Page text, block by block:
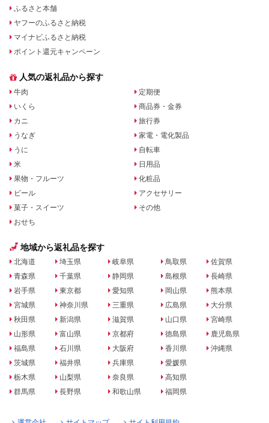
ふるさと本舗
ヤフーのふるさと納税
マイナビふるさと納税
ポイント還元キャンペーン
人気の返礼品から探す
牛肉
いくら
カニ
うなぎ
うに
米
果物・フルーツ
ビール
菓子・スイーツ
おせち
定期便
商品券・金券
旅行券
家電・電化製品
自転車
日用品
化粧品
アクセサリー
その他
地域から返礼品を探す
北海道
青森県
岩手県
宮城県
秋田県
山形県
福島県
茨城県
栃木県
群馬県
埼玉県
千葉県
東京都
神奈川県
新潟県
富山県
石川県
福井県
山梨県
長野県
岐阜県
静岡県
愛知県
三重県
滋賀県
京都府
大阪府
兵庫県
奈良県
和歌山県
鳥取県
島根県
岡山県
広島県
山口県
徳島県
香川県
愛媛県
高知県
福岡県
佐賀県
長崎県
熊本県
大分県
宮崎県
鹿児島県
沖縄県